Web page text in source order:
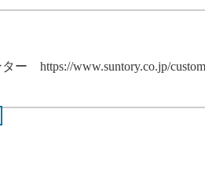
ター https://www.suntory.co.jp/